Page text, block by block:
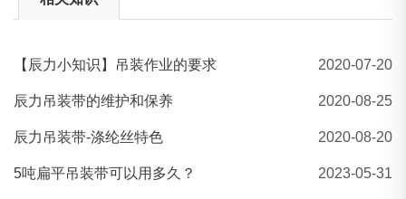
辰力EA-A柔性吊装带
【辰力小知识】吊装作业的要求 2020-07-20
辰力吊装带的维护和保养 2020-08-25
辰力吊装带-涤纶丝特色 2020-08-20
5吨扁平吊装带可以用多久？ 2023-05-31